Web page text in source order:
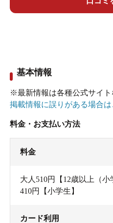
基本情報
※最新情報は各種公式サイ
掲載情報に誤りがある場合は
料金・お支払い方法
料金
大人510円【12歳以上（
410円【小学生】
カード利用